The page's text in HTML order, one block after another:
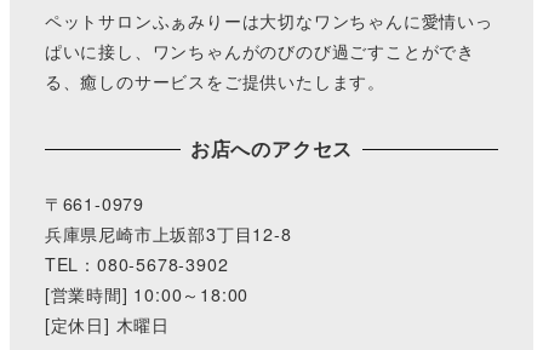
ペットサロンふぁみりーは大切なワンちゃんに愛情いっ
ぱいに接し、ワンちゃんがのびのび過ごすことができ
る、癒しのサービスをご提供いたします。
お店へのアクセス
〒661-0979
兵庫県尼崎市上坂部3丁目12-8
TEL：080-5678-3902
[営業時間] 10:00～18:00
[定休日] 木曜日